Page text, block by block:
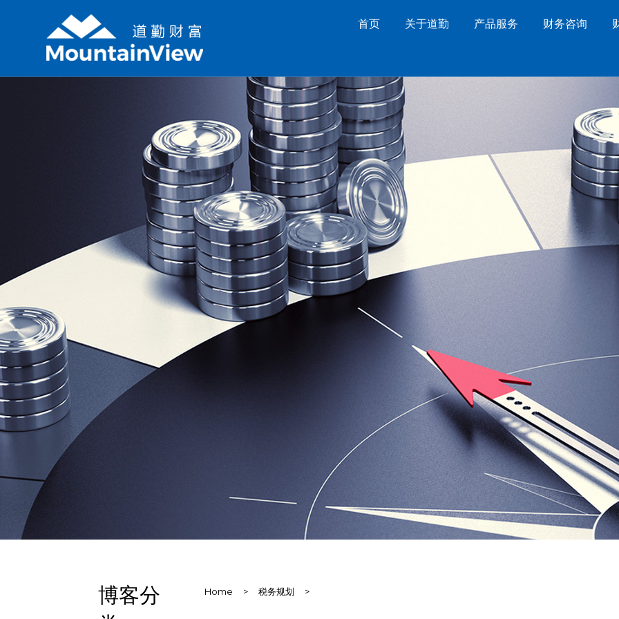
首页 关于道勤 产品服务 财务咨询
博客分
Home > 税务规划 >